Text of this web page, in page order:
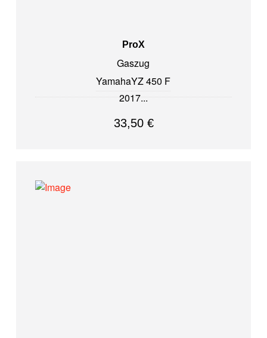
ProX
Gaszug
YamahaYZ 450 F
2017
33,50 €